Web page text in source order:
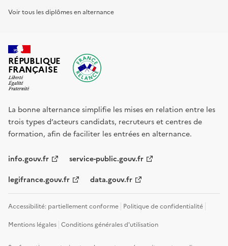
Voir tous les diplômes en alternance
RÉPUBLIQUE
FRANÇAISE
La bonne alternance simplifie les mises en relation entre les
trois types d’acteurs candidats, recruteurs et centres de
formation, afin de faciliter les entrées en alternance.
info.gouv.fr service-public.gouv.fr
legifrance.gouv.fr data.gouv.fr
Accessibilité: partiellement conforme Politique de confidentialité
Mentions légales Conditions générales d'utilisation